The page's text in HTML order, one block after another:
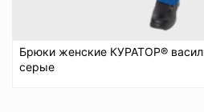
Брюки женские КУРАТОР®
серые